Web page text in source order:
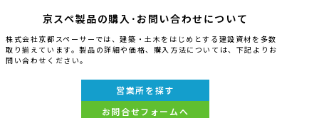
京スペ製品の購入･お問い合わせについて
株式会社京都スペーサーでは、建築・土木をはじめとする建設資材を多数
取り揃えています。製品の詳細や価格、購入方法については、下記よりお
問い合わせください。
営業所を探す
お問合せフォームへ